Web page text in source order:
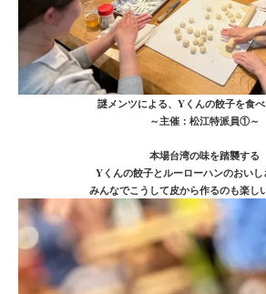
謎メンツによる、Yくんの餃子を食
～主催：松江特派員①～
本場台湾の味を踏襲する
Yくんの餃子とルーローハンのおいし
みんなでこうして皮から作るのも楽し